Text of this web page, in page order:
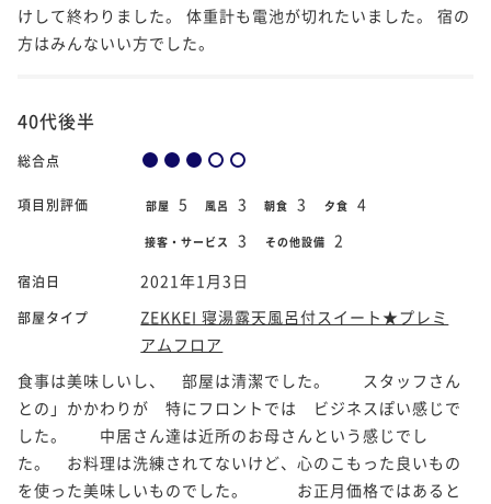
けして終わりました。 体重計も電池が切れたいました。 宿の
方はみんないい方でした。
40代後半
総合点
項目別評価 部屋 5 風呂 3 朝食 3 夕食 4
接客・サービス 3 その他設備 2
宿泊日 2021年1月3日
部屋タイプ
ZEKKEI 寝湯露天風呂付スイート★プレミ
アムフロア
食事は美味しいし、 部屋は清潔でした。 スタッフさん
との」かかわりが 特にフロントでは ビジネスぽい感じで
した。 中居さん達は近所のお母さんという感じでし
た。 お料理は洗練されてないけど、心のこもった良いもの
を使った美味しいものでした。 お正月価格ではあると